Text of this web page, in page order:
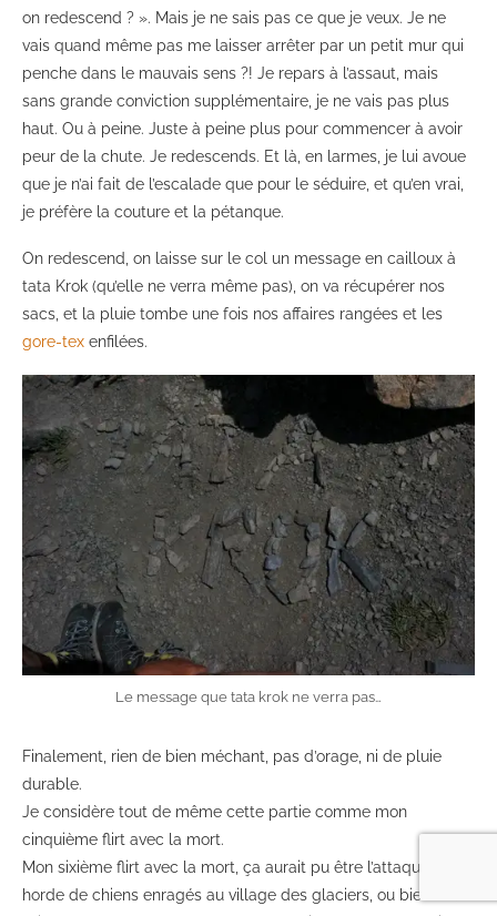
on redescend ? ». Mais je ne sais pas ce que je veux. Je ne
vais quand même pas me laisser arrêter par un petit mur qui
penche dans le mauvais sens ?! Je repars à l’assaut, mais
sans grande conviction supplémentaire, je ne vais pas plus
haut. Ou à peine. Juste à peine plus pour commencer à avoir
peur de la chute. Je redescends. Et là, en larmes, je lui avoue
que je n’ai fait de l’escalade que pour le séduire, et qu’en vrai,
je préfère la couture et la pétanque.
On redescend, on laisse sur le col un message en cailloux à
tata Krok (qu’elle ne verra même pas), on va récupérer nos
sacs, et la pluie tombe une fois nos affaires rangées et les
gore-tex enfilées.
Le message que tata krok ne verra pas…
Finalement, rien de bien méchant, pas d’orage, ni de pluie
durable.
Je considère tout de même cette partie comme mon
cinquième flirt avec la mort.
Mon sixième flirt avec la mort, ça aurait pu être l’attaque de la
horde de chiens enragés au village des glaciers, ou bien ma